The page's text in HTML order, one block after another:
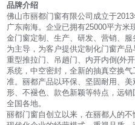
品牌介绍
佛山市丽都门窗有限公司成立于
广东南海。企业已拥有25000平方米
金门窗定制、生产、研发、营销、
为主导，为客户提供定制化门窗产品
重型推拉门、吊趟门、内开内倒(外
系统，中空密封，全新的抽真空换
准。丽都产品以环保、坚固耐用、
形、不褪色、款色新颖等特点，远
全国各地。
丽都门窗自创立以来，在丽都人的